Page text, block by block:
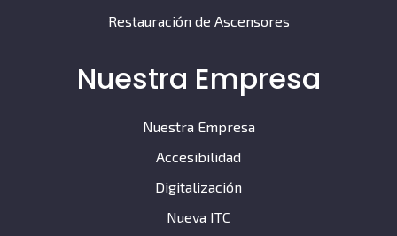
Restauración de Ascensores
Nuestra Empresa
Nuestra Empresa
Accesibilidad
Digitalización
Nueva ITC